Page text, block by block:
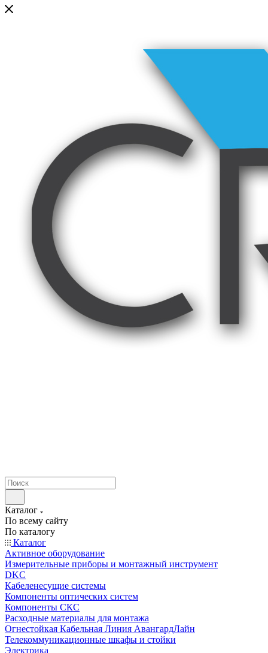
Каталог
По всему сайту
По каталогу
Каталог
Активное оборудование
Измерительные приборы и монтажный инструмент
DKC
Кабеленесущие системы
Компоненты оптических систем
Компоненты СКС
Расходные материалы для монтажа
Огнестойкая Кабельная Линия АвангардЛайн
Телекоммуникационные шкафы и стойки
Электрика